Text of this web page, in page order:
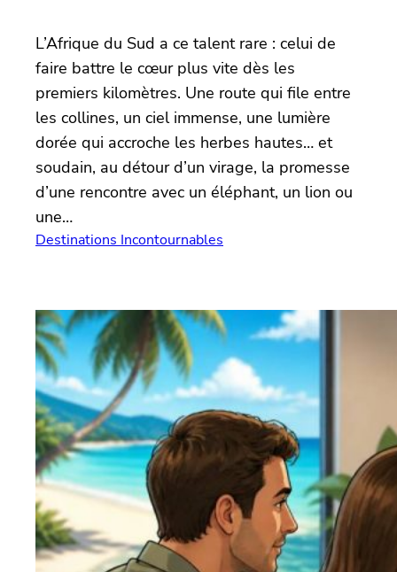
L’Afrique du Sud a ce talent rare : celui de
faire battre le cœur plus vite dès les
premiers kilomètres. Une route qui file entre
les collines, un ciel immense, une lumière
dorée qui accroche les herbes hautes… et
soudain, au détour d’un virage, la promesse
d’une rencontre avec un éléphant, un lion ou
une…
Destinations Incontournables